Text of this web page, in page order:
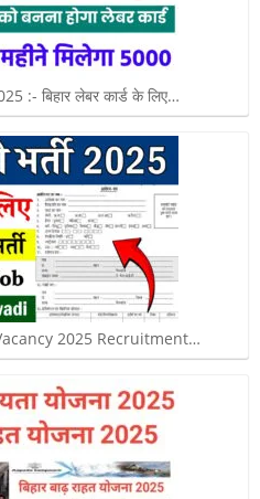
:- बिहार लेबर कार्ड के लिए…
2025 Recruitment…